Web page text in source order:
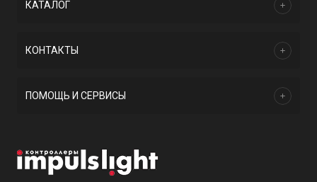
КАТАЛОГ
КОНТАКТЫ
ПОМОЩЬ И СЕРВИСЫ